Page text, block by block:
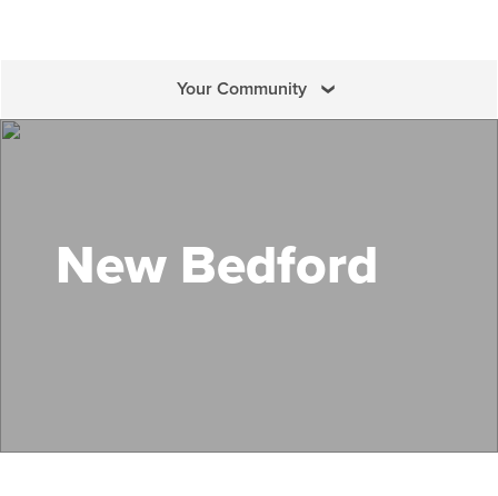
Your Community
New Bedford